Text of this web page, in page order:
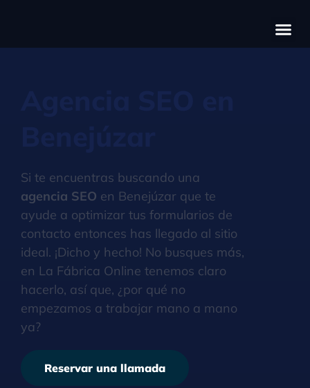
Si te encuentras buscando una
agencia SEO en Benejúzar que te
ayude a optimizar tus formularios de
contacto entonces has llegado al sitio
ideal. ¡Dicho y hecho! No busques más,
en La Fábrica Online tenemos claro
hacerlo, así que, ¿por qué no
empezamos a trabajar mano a mano
ya?
Reservar una llamada